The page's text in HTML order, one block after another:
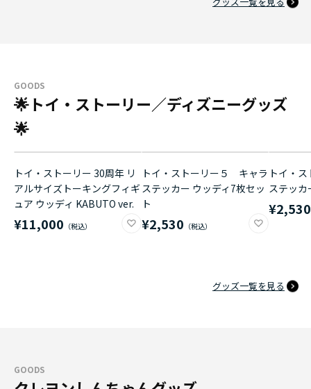
GOODS
🌟トイ・ストーリー／ディズニーグッズ
🌟
トイ・ストーリー 30周年 リ
アルサイズトーキングフィギ
ュア ウッディ KABUTO ver.
¥11,000
トイ・ストーリー５ キャラ
ステッカー ウッディ7枚セッ
ト
¥2,530
トイ・
ステッカ
¥2,530
グッズ一覧を見る
GOODS